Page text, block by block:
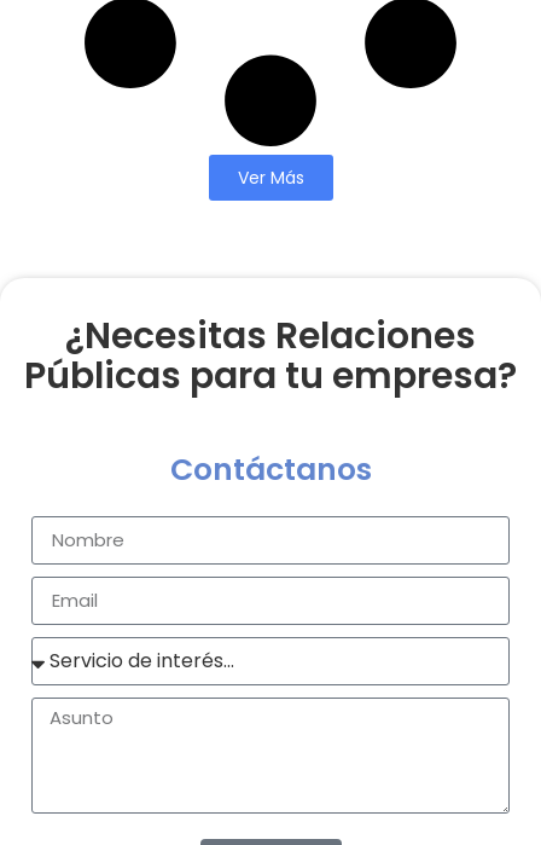
Ver Más
¿Necesitas Relaciones
Públicas para tu empresa?
Contáctanos